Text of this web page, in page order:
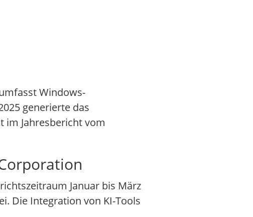
Windows-
generierte das
im Jahresbericht vom
Januar bis März
Die Integration von KI-Tools